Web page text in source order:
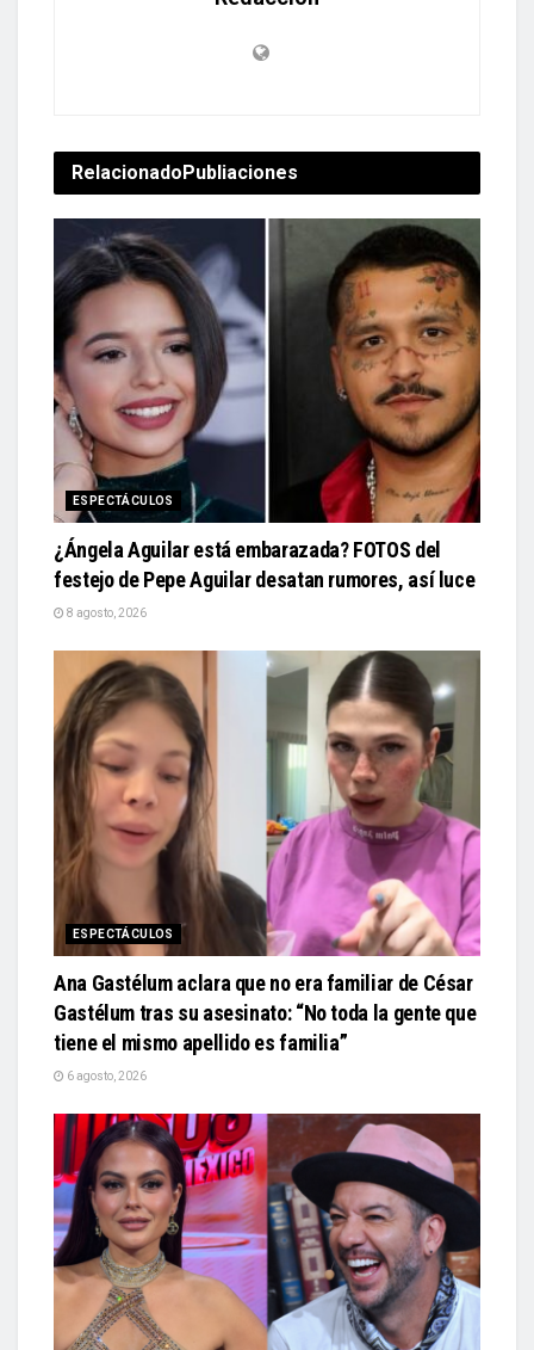
RelacionadoPubliaciones
ESPECTÁCULOS
¿Ángela Aguilar está embarazada? FOTOS del
festejo de Pepe Aguilar desatan rumores, así luce
8 agosto, 2026
ESPECTÁCULOS
Ana Gastélum aclara que no era familiar de César
Gastélum tras su asesinato: “No toda la gente que
tiene el mismo apellido es familia”
6 agosto, 2026